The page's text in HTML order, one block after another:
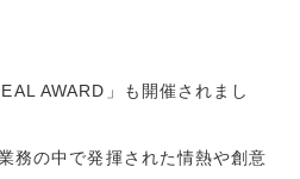
AWARD」も開催されまし
務の中で発揮された情熱や創意